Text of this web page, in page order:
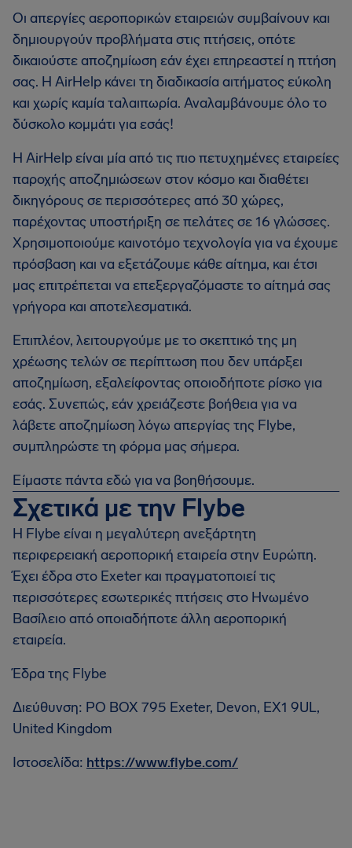
Οι απεργίες αεροπορικών εταιρειών συμβαίνουν και
δημιουργούν προβλήματα στις πτήσεις, οπότε
δικαιούστε αποζημίωση εάν έχει επηρεαστεί η πτήση
σας. Η AirHelp κάνει τη διαδικασία αιτήματος εύκολη
και χωρίς καμία ταλαιπωρία. Αναλαμβάνουμε όλο το
δύσκολο κομμάτι για εσάς!
Η AirHelp είναι μία από τις πιο πετυχημένες εταιρείες
παροχής αποζημιώσεων στον κόσμο και διαθέτει
δικηγόρους σε περισσότερες από 30 χώρες,
παρέχοντας υποστήριξη σε πελάτες σε 16 γλώσσες.
Χρησιμοποιούμε καινοτόμο τεχνολογία για να έχουμε
πρόσβαση και να εξετάζουμε κάθε αίτημα, και έτσι
μας επιτρέπεται να επεξεργαζόμαστε το αίτημά σας
γρήγορα και αποτελεσματικά.
Επιπλέον, λειτουργούμε με το σκεπτικό της μη
χρέωσης τελών σε περίπτωση που δεν υπάρξει
αποζημίωση, εξαλείφοντας οποιοδήποτε ρίσκο για
εσάς. Συνεπώς, εάν χρειάζεστε βοήθεια για να
λάβετε αποζημίωση λόγω απεργίας της Flybe,
συμπληρώστε τη φόρμα μας σήμερα.
Είμαστε πάντα εδώ για να βοηθήσουμε.
Σχετικά με την Flybe
Η Flybe είναι η μεγαλύτερη ανεξάρτητη
περιφερειακή αεροπορική εταιρεία στην Ευρώπη.
Έχει έδρα στο Exeter και πραγματοποιεί τις
περισσότερες εσωτερικές πτήσεις στο Ηνωμένο
Βασίλειο από οποιαδήποτε άλλη αεροπορική
εταιρεία.
Έδρα της Flybe
Διεύθυνση: PO BOX 795 Exeter, Devon, EX1 9UL,
United Kingdom
Ιστοσελίδα: https://www.flybe.com/